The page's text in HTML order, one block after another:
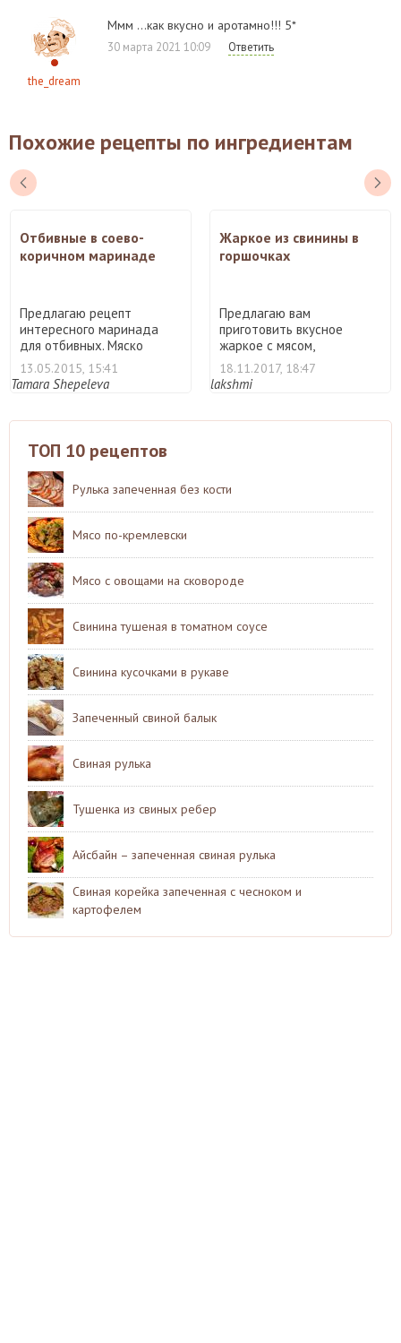
the_dream
Ммм ...как вкусно и аротамно!!! 5*
30 марта 2021 10:09 Ответить
Похожие рецепты по ингредиентам
Отбивные в соево-
коричном маринаде
Предлагаю рецепт
интересного маринада
для отбивных. Мяско
получается ...
13.05.2015, 15:41
Tamara Shepeleva
Жаркое из свинины в
горшочках
Предлагаю вам
приготовить вкусное
жаркое с мясом,
запечённое в горшо ...
18.11.2017, 18:47
lakshmi
ТОП 10 рецептов
Рулька запеченная без кости
Мясо по-кремлевски
Мясо с овощами на сковороде
Свинина тушеная в томатном соусе
Свинина кусочками в рукаве
Запеченный свиной балык
Свиная рулька
Тушенка из свиных ребер
Айсбайн – запеченная свиная рулька
Свиная корейка запеченная с чесноком и
картофелем